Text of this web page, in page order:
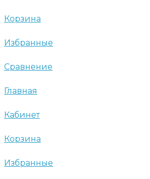
Корзина
Избранные
Сравнение
Главная
Кабинет
Корзина
Избранные